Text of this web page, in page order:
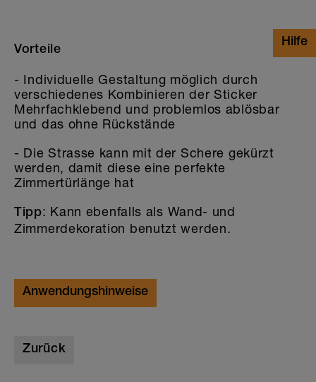
Vorteile
- Individuelle Gestaltung möglich durch
verschiedenes Kombinieren der Sticker
Mehrfachklebend und problemlos ablösbar
und das ohne Rückstände
- Die Strasse kann mit der Schere gekürzt
werden, damit diese eine perfekte
Zimmertürlänge hat
Tipp: Kann ebenfalls als Wand- und
Zimmerdekoration benutzt werden.
Anwendungshinweise
Zurück